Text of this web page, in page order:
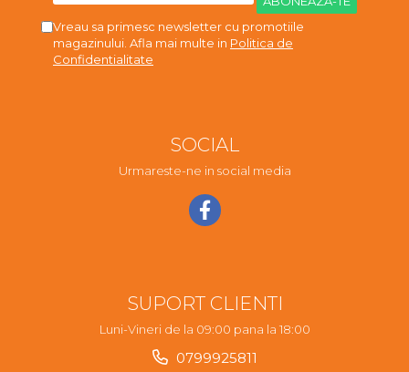
Vreau sa primesc newsletter cu promotiile
magazinului. Afla mai multe in Politica de
Confidentialitate
SOCIAL
Urmareste-ne in social media
SUPORT CLIENTI
Luni-Vineri de la 09:00 pana la 18:00
0799925811